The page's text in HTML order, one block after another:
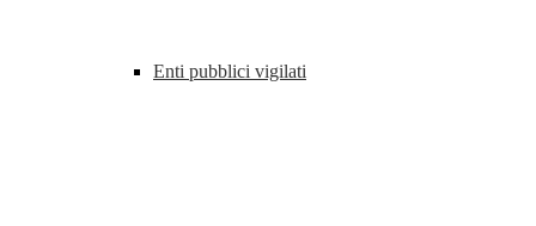
Enti pubblici vigilati